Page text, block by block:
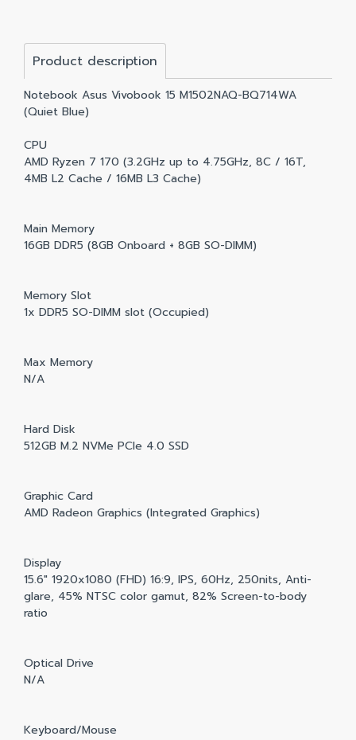
Product description
Notebook Asus Vivobook 15 M1502NAQ-BQ714WA
(Quiet Blue)
CPU
AMD Ryzen 7 170 (3.2GHz up to 4.75GHz, 8C / 16T,
4MB L2 Cache / 16MB L3 Cache)
Main Memory
16GB DDR5 (8GB Onboard + 8GB SO-DIMM)
Memory Slot
1x DDR5 SO-DIMM slot (Occupied)
Max Memory
N/A
Hard Disk
512GB M.2 NVMe PCIe 4.0 SSD
Graphic Card
AMD Radeon Graphics (Integrated Graphics)
Display
15.6" 1920x1080 (FHD) 16:9, IPS, 60Hz, 250nits, Anti-
glare, 45% NTSC color gamut, 82% Screen-to-body
ratio
Optical Drive
N/A
Keyboard/Mouse